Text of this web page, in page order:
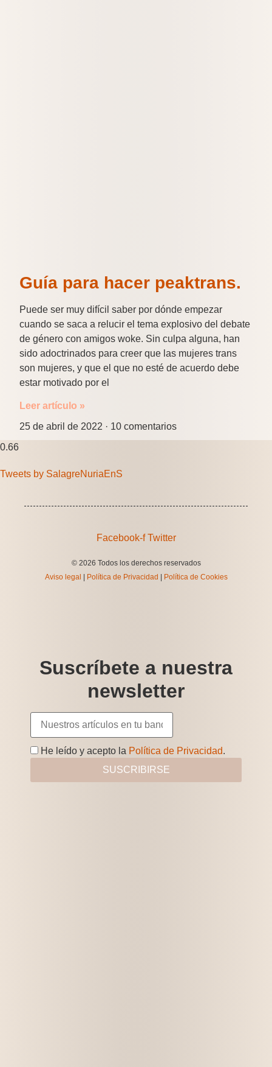
Guía para hacer peaktrans.
Puede ser muy difícil saber por dónde empezar
cuando se saca a relucir el tema explosivo del debate
de género con amigos woke. Sin culpa alguna, han
sido adoctrinados para creer que las mujeres trans
son mujeres, y que el que no esté de acuerdo debe
estar motivado por el
Leer artículo »
25 de abril de 2022
10 comentarios
Tweets by SalagreNuriaEnS
Facebook-f Twitter
© 2026 Todos los derechos reservados
Aviso legal
Política de Privacidad Política de Cookies
Suscríbete a nuestra
newsletter
He leído y acepto la Política de Privacidad.